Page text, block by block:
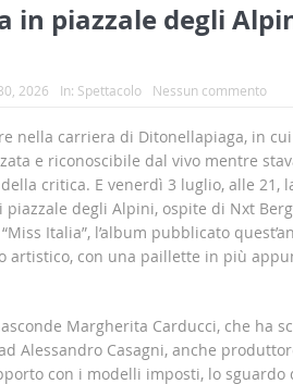
in piazzale degli
2026 In: Spettacolo Nessun commento
nella carriera di Ditonellapiaga, in
e riconoscibile dal vivo mentre
critica. E venerdì 3 luglio, alle 21,
degli Alpini, ospite di Nxt
Italia”, l’album pubblicato
artistico, con una paillette in più
Margherita Carducci, che ha
Alessandro Casagni, anche
con i modelli imposti, lo sguardo